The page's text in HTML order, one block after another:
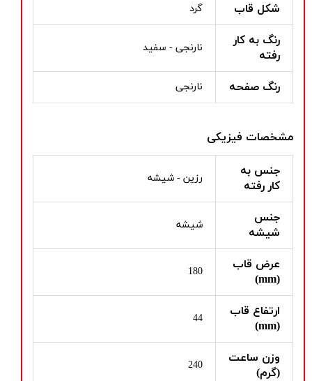
شکل قاب گرد
رنگ به کار
رفته
نارنجی - سفید
رنگ صفحه نارنجی
مشخصات فیزیکی
جنس به
کار رفته
رزین - شیشه
جنس
شیشه
شیشه
عرض قاب
(mm)
180
ارتفاع قاب
(mm)
44
وزن ساعت
(گرم)
240